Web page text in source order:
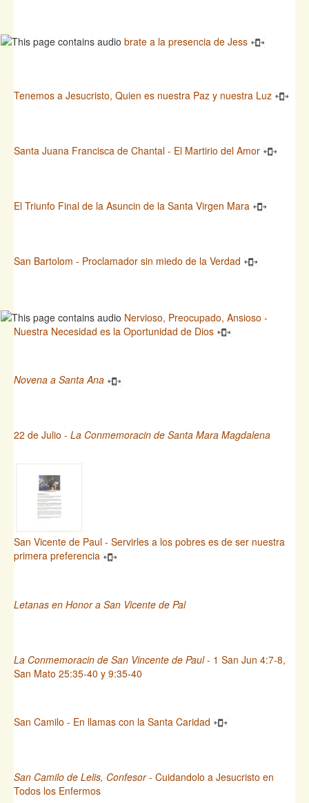
brate a la presencia de Jess
Tenemos a Jesucristo, Quien es nuestra Paz y nuestra Luz
Santa Juana Francisca de Chantal - El Martirio del Amor
El Triunfo Final de la Asuncin de la Santa Virgen Mara
San Bartolom - Proclamador sin miedo de la Verdad
Nervioso, Preocupado, Ansioso -
Nuestra Necesidad es la Oportunidad de Dios
Novena a Santa Ana
22 de Julio - La Conmemoracin de Santa Mara Magdalena
San Vicente de Paul - Servirles a los pobres es de ser nuestra
primera preferencia
Letanas en Honor a San Vicente de Pal
La Conmemoracin de San Vincente de Paul- 1 San Jun 4:7-8,
San Mato 25:35-40 y 9:35-40
San Camilo - En llamas con la Santa Caridad
San Camilo de Lelis, Confesor- Cuidandolo a Jesucristo en
Todos los Enfermos